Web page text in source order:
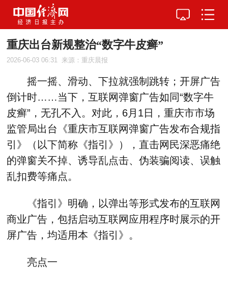
重庆出台新规整治“数字牛皮癣”
2026-06-03 06:31 来源：重庆晨报
摇一摇、滑动、下拉就强制跳转；开屏广告
倒计时……当下，互联网弹窗广告如同“数字牛
皮癣”，无孔不入。对此，6月1日，重庆市市场
监管局出台《重庆市互联网弹窗广告发布合规指
引》（以下简称《指引》），直击网民深恶痛绝
的弹窗关不掉、诱导乱点击、伪装骗阅读、误触
乱扣费等痛点。
《指引》明确，以弹出等形式发布的互联网
商业广告，包括启动互联网应用程序时展示的开
屏广告，均适用本《指引》。
亮点一